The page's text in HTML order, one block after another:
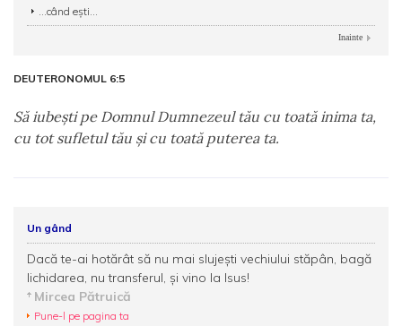
...când eşti...
Inainte
DEUTERONOMUL 6:5
Să iubeşti pe Domnul Dumnezeul tău cu toată inima ta,
cu tot sufletul tău şi cu toată puterea ta.
Un gând
Dacă te-ai hotărât să nu mai slujeşti vechiului stăpân, bagă
lichidarea, nu transferul, şi vino la Isus!
Mircea Pătruică
Pune-l pe pagina ta